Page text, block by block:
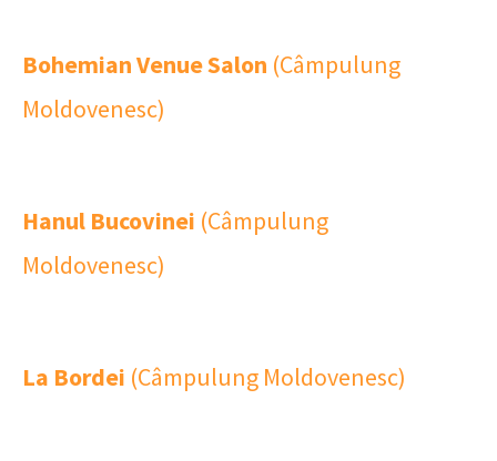
Bohemian Venue Salon (Câmpulung
Moldovenesc)
Hanul Bucovinei (Câmpulung
Moldovenesc)
La Bordei (Câmpulung Moldovenesc)